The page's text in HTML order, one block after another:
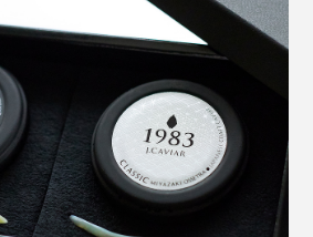
購入した輸入ものと本品を食べ比
は歴然。